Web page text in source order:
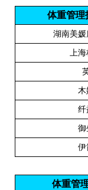
体重管理
湖南美媛
上海
木
纤
御
伊
体重管